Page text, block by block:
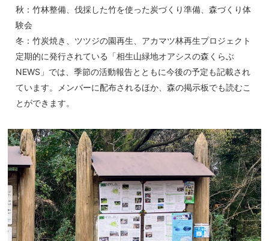
秋：竹林整備、伐採した竹を使った炭づくり準備、森づくり体
験会
冬：竹炭焼き、ツツジの園再生、アカマツ林再生プロジェクト
定期的に発行されている「相生山緑地オアシスの森くらぶ
NEWS」では、季節の活動報告とともに今後の予定も記載され
ています。メンバーに配布されるほか、森の掲示板でも読むこ
とができます。